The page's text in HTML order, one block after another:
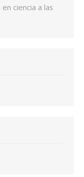
ciencia a las